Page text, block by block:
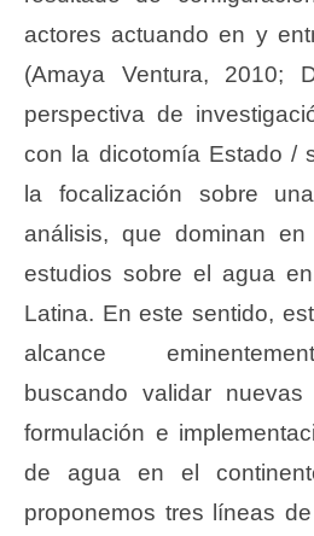
actores actuando en y
(Amaya Ventura, 2010;
perspectiva de
con la dicotomía Estado /
la focalización sobre
análisis, que dominan
estudios sobre el agua
Latina. En este sentido,
alcance
buscando validar
formulación e
de agua en el
proponemos tres líneas